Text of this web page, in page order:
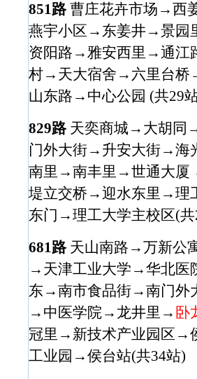
851路曹庄花卉市场→西
燕宇小区→东姜井→景
资阳路→雅安西里→通
村→天大宿舍→六里台
山东路→中心公园 (共29
829路天奕商城→大胡同
门外大街→升安大街→
南里→南丰里→世通大厦
堤立交桥→迎水东里→理
东门→理工大学主校区(共
681路天山南路→万新公
→天津工业大学→华北
东→南市食品街→南门
→中医学院→龙井里→ 卧
冠里→新技术产业园区
工业园→侯台站(共34站)